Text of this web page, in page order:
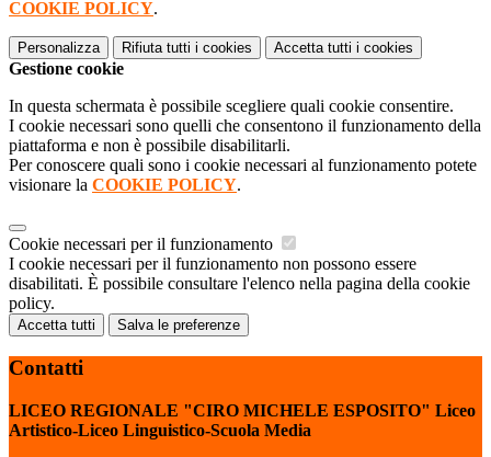
COOKIE POLICY.
Personalizza Rifiuta tutti i cookies Accetta tutti i cookies
Gestione cookie
In questa schermata è possibile scegliere quali cookie consentire.
I cookie necessari sono quelli che consentono il funzionamento della
piattaforma e non è possibile disabilitarli.
Per conoscere quali sono i cookie necessari al funzionamento potete
visionare la COOKIE POLICY.
Cookie necessari per il funzionamento
I cookie necessari per il funzionamento non possono essere
disabilitati. È possibile consultare l'elenco nella pagina della cookie
policy.
Accetta tutti Salva le preferenze
Contatti
LICEO REGIONALE "CIRO MICHELE ESPOSITO" Liceo
Artistico-Liceo Linguistico-Scuola Media